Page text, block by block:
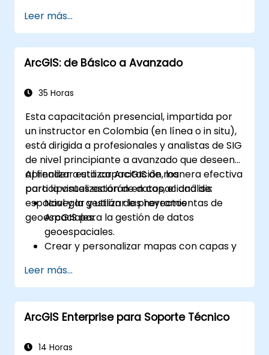
procesamiento de datos y cartografía
con ArcGIS.
Analizar datos espaciales para proyectos
en ArcGIS.
Leer más...
ArcGIS: de Básico a Avanzado
35 Horas
Esta capacitación presencial, impartida por
un instructor en Colombia (en línea o in situ),
está dirigida a profesionales y analistas de SIG
de nivel principiante a avanzado que deseen
aprender a utilizar ArcGIS de manera efectiva
para la visualización de datos, el análisis
espacial y la gestión de proyectos
geoespaciales.
Al finalizar esta capacitación, los
participantes estarán en capacidad de:
Navegar y utilizar las herramientas de
ArcGIS para la gestión de datos
geoespaciales.
Crear y personalizar mapas con capas y
Realizar análisis espacial avanzado y
tareas de geoproscesamiento.
Automatizar flujos de trabajo utilizando
ModelBuilder y Python.
Leer más...
ArcGIS Enterprise para Soporte Técnico
14 Horas